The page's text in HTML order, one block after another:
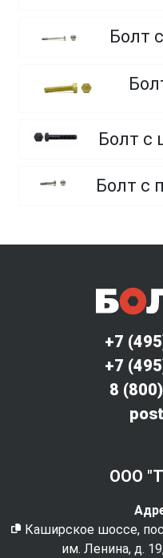
+7
+7
8
ООО
Каширское шоссе,
им. Ленина, д.